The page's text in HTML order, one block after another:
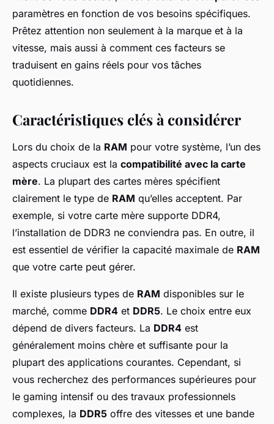
paramètres en fonction de vos besoins spécifiques.
Prêtez attention non seulement à la marque et à la
vitesse, mais aussi à comment ces facteurs se
traduisent en gains réels pour vos tâches
quotidiennes.
Caractéristiques clés à considérer
Lors du choix de la RAM pour votre système, l’un des
aspects cruciaux est la compatibilité avec la carte
mère. La plupart des cartes mères spécifient
clairement le type de RAM qu’elles acceptent. Par
exemple, si votre carte mère supporte DDR4,
l’installation de DDR3 ne conviendra pas. En outre, il
est essentiel de vérifier la capacité maximale de RAM
que votre carte peut gérer.
Il existe plusieurs types de RAM disponibles sur le
marché, comme DDR4 et DDR5. Le choix entre eux
dépend de divers facteurs. La DDR4 est
généralement moins chère et suffisante pour la
plupart des applications courantes. Cependant, si
vous recherchez des performances supérieures pour
le gaming intensif ou des travaux professionnels
complexes, la DDR5 offre des vitesses et une bande